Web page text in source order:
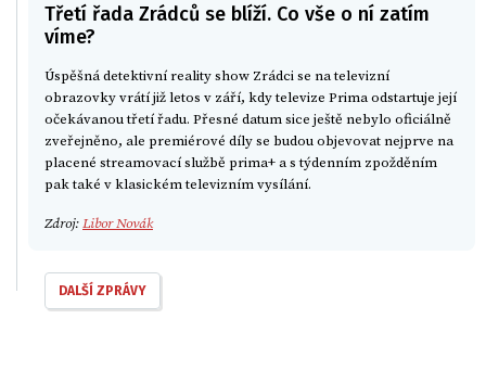
Třetí řada Zrádců se blíží. Co vše o ní zatím
víme?
Úspěšná detektivní reality show Zrádci se na televizní
obrazovky vrátí již letos v září, kdy televize Prima odstartuje její
očekávanou třetí řadu. Přesné datum sice ještě nebylo oficiálně
zveřejněno, ale premiérové díly se budou objevovat nejprve na
placené streamovací službě prima+ a s týdenním zpožděním
pak také v klasickém televizním vysílání.
Zdroj:Libor Novák
DALŠÍ ZPRÁVY